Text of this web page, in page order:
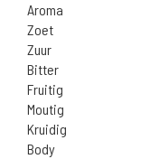
Aroma
Zoet
Zuur
Bitter
Fruitig
Moutig
Kruidig
Body